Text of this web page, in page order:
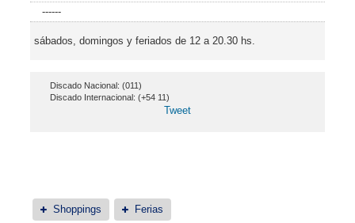
------
sábados, domingos y feriados de 12 a 20.30 hs.
Discado Nacional: (011)
Discado Internacional: (+54 11)
Tweet
Shoppings Ferias